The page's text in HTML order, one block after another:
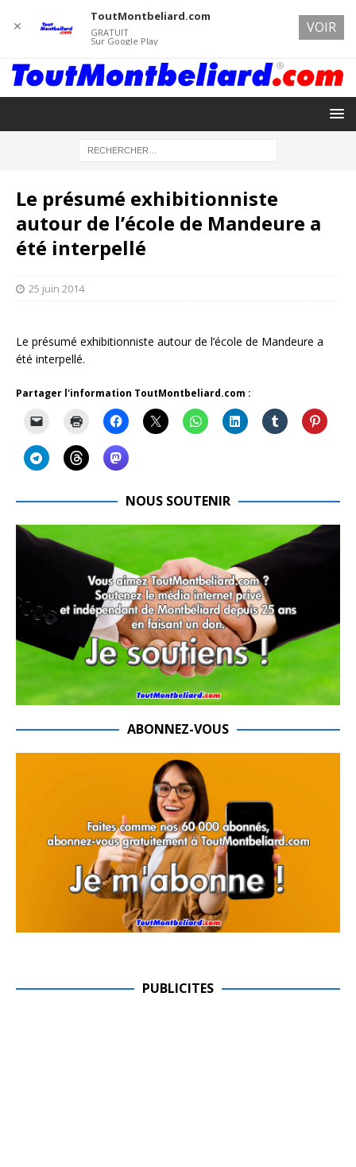
Le présumé exhibitionniste
autour de l’école de Mandeure a
été interpellé
25 juin 2014
Le présumé exhibitionniste autour de l’école de Mandeure a
été interpellé.
Partager l'information ToutMontbeliard.com :
NOUS SOUTENIR
ABONNEZ-VOUS
PUBLICITES
✕
ToutMontbeliard.com
GRATUIT
Sur Google Play
VOIR